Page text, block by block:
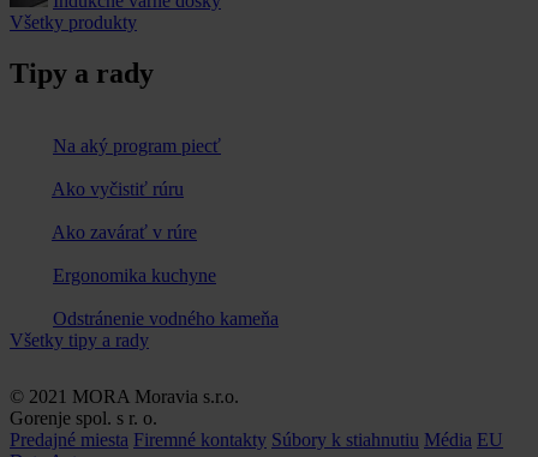
Všetky produkty
Tipy a rady
Na aký program piecť
Ako vyčistiť rúru
Ako zavárať v rúre
Ergonomika kuchyne
Odstránenie vodného kameňa
Všetky tipy a rady
© 2021 MORA Moravia s.r.o.
Gorenje spol. s r. o.
Predajné miesta Firemné kontakty Súbory k stiahnutiu Média EU